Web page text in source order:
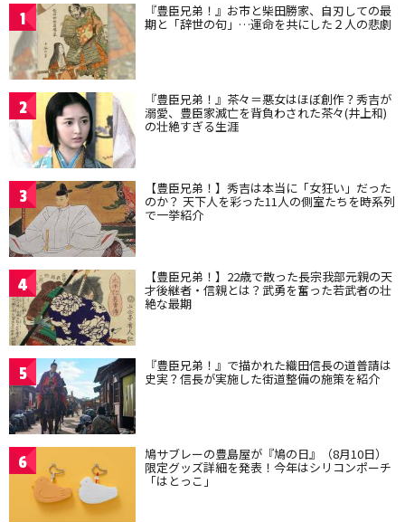
1 『豊臣兄弟！』お市と柴田勝家、自刃しての最
期と「辞世の句」…運命を共にした２人の悲劇
2 『豊臣兄弟！』茶々＝悪女はほぼ創作？秀吉が
溺愛、豊臣家滅亡を背負わされた茶々(井上和)
の壮絶すぎる生涯
3 【豊臣兄弟！】秀吉は本当に「女狂い」だった
のか？ 天下人を彩った11人の側室たちを時系列
で一挙紹介
4 【豊臣兄弟！】22歳で散った長宗我部元親の天
才後継者・信親とは？武勇を奮った若武者の壮
絶な最期
5 『豊臣兄弟！』で描かれた織田信長の道普請は
史実？信長が実施した街道整備の施策を紹介
6 鳩サブレーの豊島屋が『鳩の日』（8月10日）
限定グッズ詳細を発表！今年はシリコンポーチ
「はとっこ」